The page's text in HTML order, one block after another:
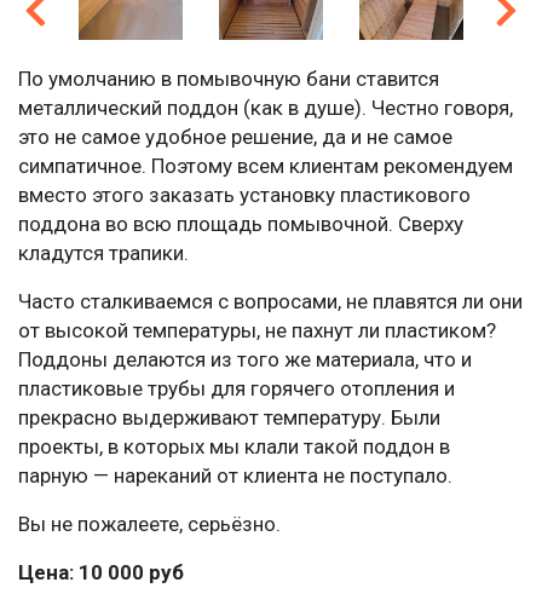
По умолчанию в помывочную бани ставится
металлический поддон (как в душе). Честно говоря,
это не самое удобное решение, да и не самое
симпатичное. Поэтому всем клиентам рекомендуем
вместо этого заказать установку пластикового
поддона во всю площадь помывочной. Сверху
кладутся трапики.
Часто сталкиваемся с вопросами, не плавятся ли они
от высокой температуры, не пахнут ли пластиком?
Поддоны делаются из того же материала, что и
пластиковые трубы для горячего отопления и
прекрасно выдерживают температуру. Были
проекты, в которых мы клали такой поддон в
парную — нареканий от клиента не поступало.
Вы не пожалеете, серьёзно.
Цена: 10 000 руб